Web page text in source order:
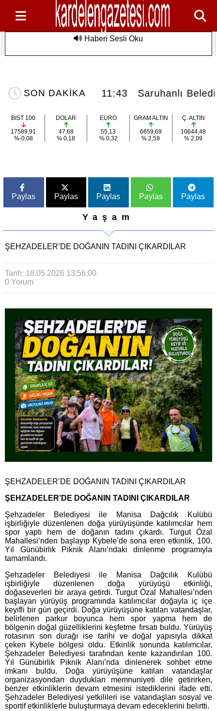
Haberi Sesli Oku
SON DAKİKA
vefat... 11:43 Saruhanlı
BIST 100
17589,91
%-0,08
DOLAR
47,68
% 0,18
EURO
55,13
% 0,32
GRAM ALTIN
6659,69
% 2,59
Ç. ALTIN
10644,48
% 2,09
Paylas Paylas Paylas Paylas Paylas
Yaşam
ŞEHZADELER’DE DOĞANIN TADINI ÇIKARDILAR
Tarih: 18.05.2026 13:56:00
0 Yorum
ŞEHZADELER’DE DOĞANIN TADINI ÇIKARDILAR
ŞEHZADELER’DE DOĞANIN TADINI ÇIKARDILAR
Şehzadeler Belediyesi ile Manisa Dağcılık Kulübü
işbirliğiyle düzenlenen doğa yürüyüşünde katılımcılar hem
spor yaptı hem de doğanın tadını çıkardı. Turgut Özal
Mahallesi’nden başlayıp Kybele’de sona eren etkinlik, 100.
Yıl Günübirlik Piknik Alanı’ndaki dinlenme programıyla
tamamlandı.
Şehzadeler Belediyesi ile Manisa Dağcılık Kulübü
işbirliğiyle düzenlenen doğa yürüyüşü etkinliği,
doğaseverleri bir araya getirdi. Turgut Özal Mahallesi’nden
başlayan yürüyüş programında katılımcılar doğayla iç içe
keyifli bir gün geçirdi. Doğa yürüyüşüne katılan vatandaşlar,
belirlenen parkur boyunca hem spor yapma hem de
bölgenin doğal güzelliklerini keşfetme fırsatı buldu. Yürüyüş
rotasının son durağı ise tarihi ve doğal yapısıyla dikkat
çeken Kybele bölgesi oldu. Etkinlik sonunda katılımcılar,
Şehzadeler Belediyesi tarafından kente kazandırılan 100.
Yıl Günübirlik Piknik Alanı’nda dinlenerek sohbet etme
imkanı buldu. Doğa yürüyüşüne katılan vatandaşlar
organizasyondan duydukları memnuniyeti dile getirirken,
benzer etkinliklerin devam etmesini istediklerini ifade etti.
Şehzadeler Belediyesi yetkilileri ise vatandaşları sosyal ve
sportif etkinliklerle buluşturmaya devam edeceklerini belirtti.